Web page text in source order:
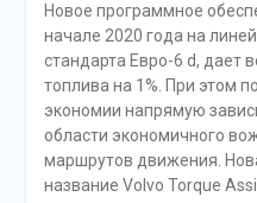
Новое программное
начале 2020 года на
стандарта Евро-6 d, дает
топлива на 1%. При этом
экономии напрямую
области экономичного
маршрутов движения.
название Volvo Torque